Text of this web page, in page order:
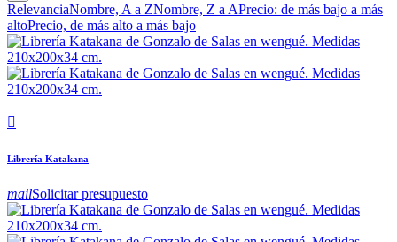
RelevanciaNombre, A a ZNombre, Z a APrecio: de más bajo a más
altoPrecio, de más alto a más bajo

Librería Katakana
mailSolicitar presupuesto